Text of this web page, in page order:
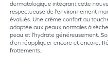
dermatologique intégrant cette
respectueuse de l’environnement
évalués. Une crème confort au
adaptée aux peaux normales à
peau et l’hydrate généreusement.
d’en réappliquer encore et encore.
frottements.